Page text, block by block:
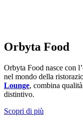
Orbyta Food
Orbyta Food nasce con
nel mondo della
Lounge, combina
distintivo.
Scopri di più